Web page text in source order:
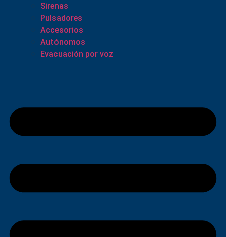
Sirenas
Pulsadores
Accesorios
Autónomos
Evacuación por voz